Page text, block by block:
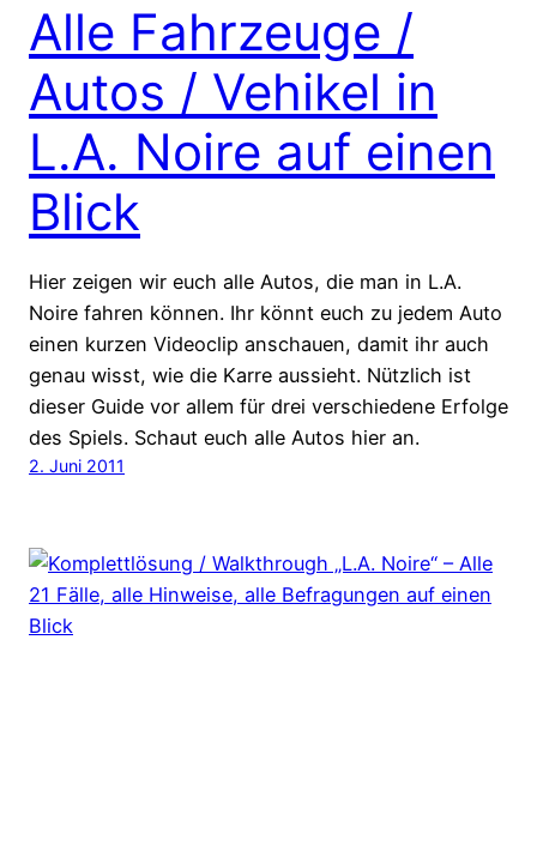
Alle Fahrzeuge /
Autos / Vehikel in
L.A. Noire auf einen
Blick
Hier zeigen wir euch alle Autos, die man in L.A.
Noire fahren können. Ihr könnt euch zu jedem Auto
einen kurzen Videoclip anschauen, damit ihr auch
genau wisst, wie die Karre aussieht. Nützlich ist
dieser Guide vor allem für drei verschiedene Erfolge
des Spiels. Schaut euch alle Autos hier an.
2. Juni 2011